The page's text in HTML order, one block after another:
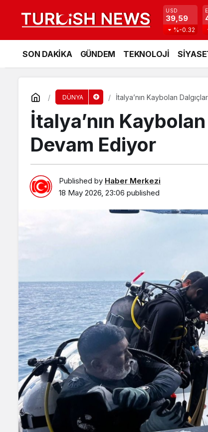
USD
39,59
%-0.32
SON DAKİKA GÜNDEM TEKNOLOJİ
DÜNYA İtalya’nın Kaybolan
İtalya’nın
Devam Ediyor
Published by Haber Merkezi
18 May 2026, 23:06 published